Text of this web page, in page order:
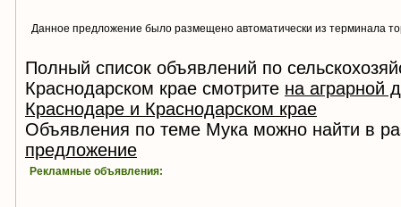
Данное предложение было размещено автоматически из терминала
Полный список объявлений по
Краснодарском крае смотрите на аграрной
Краснодаре и Краснодарском крае
Объявления по теме Мука можно найти в
предложение
Рекламные объявления: